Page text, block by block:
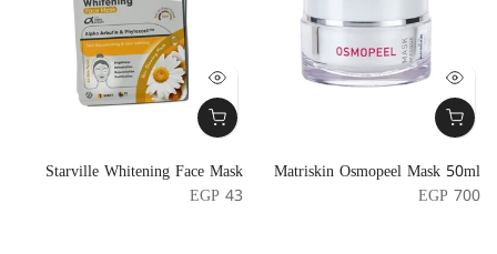
Starville Whitening Face Mask
EGP 43
Matriskin Osmopeel Mask 50ml
EGP 700